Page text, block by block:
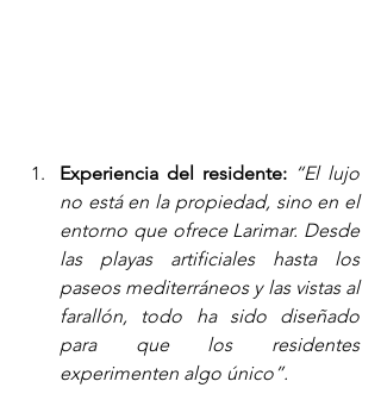
Experiencia del residente: “El lujo
no está en la propiedad, sino en el
entorno que ofrece Larimar. Desde
las playas artificiales hasta los
paseos mediterráneos y las vistas al
farallón, todo ha sido diseñado
para que los residentes
experimenten algo único”.